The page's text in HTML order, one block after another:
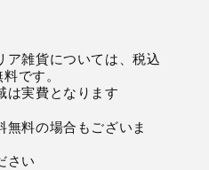
ア雑貨については、税込
です。
は実費となります
無料の場合もございま
さい